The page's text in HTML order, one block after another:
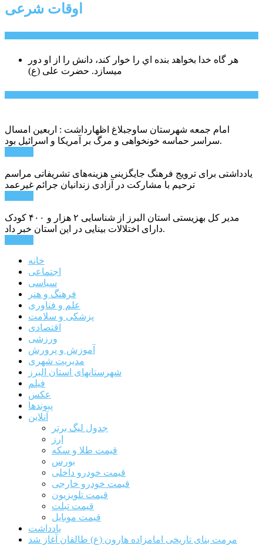
اوقات شرعی
هر گاه خدا بخواهد بنده اي را خوار كند، دانش را از او دور
میسازد. حضرت علی (ع)
امام جمعه شهرستان ساوجبلاغ اظهارداشت : اربعین امسال
سراسر حماسه خونخواهی و مرگ بر آمریکا و اسرائیل بود.
یادداشتی برای ترویج فرهنگ جایگزینی هزینه‌های تشریفاتی مراسم
ترحیم با مشارکت در آزادی زندانیان جرائم غیرعمد
مدیر کل بهزیستی استان البرز از شناسایی ۲ هزار و ۴۰۰ کودک
دارای اختلالات بینایی در این استان خبر داد.
خانه
اجتماعی
سیاسی
فرهنگ و هنر
علم و فناوری
پزشکی و سلامت
اقتصادی
ورزشی
آموزش و پرورش
مدیریت شهری
شهرستانهای استان البرز
فیلم
عکس
پیوندها
آنلاین
جدول لیگ برتر
ارز
قیمت طلا و سکه
بورس
قیمت خودرو داخلی
قیمت خودرو خارجی
قیمت تلویزیون
قیمت تبلت
قیمت موبایل
یادداشت
مرمت بنای تاریخی امامزاده هارون (ع) طالقان آغاز شد